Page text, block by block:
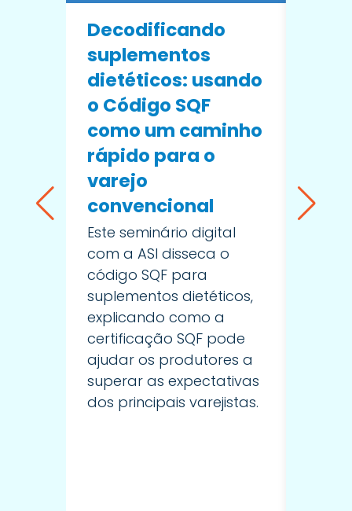
Decodificando
suplementos
dietéticos: usando
o Código SQF
como um caminho
rápido para o
varejo
convencional
Este seminário digital
com a ASI disseca o
código SQF para
suplementos dietéticos,
explicando como a
certificação SQF pode
ajudar os produtores a
superar as expectativas
dos principais varejistas.